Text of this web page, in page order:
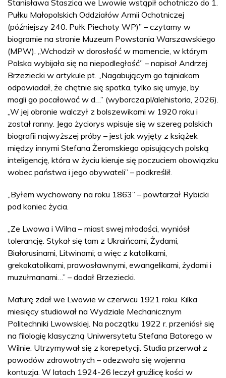
Stanisława Staszica we Lwowie wstąpił ochotniczo do 1.
Pułku Małopolskich Oddziałów Armii Ochotniczej
(późniejszy 240. Pułk Piechoty WP)” – czytamy w
biogramie na stronie Muzeum Powstania Warszawskiego
(MPW). „Wchodził w dorosłość w momencie, w którym
Polska wybijała się na niepodległość” – napisał Andrzej
Brzeziecki w artykule pt. „Nagabującym go tajniakom
odpowiadał, że chętnie się spotka, tylko się umyje, by
mogli go pocałować w d…” (wyborcza.pl/alehistoria, 2026).
„W jej obronie walczył z bolszewikami w 1920 roku i
został ranny. Jego życiorys wpisuje się w szereg polskich
biografii najwyższej próby – jest jak wyjęty z książek
między innymi Stefana Żeromskiego opisujących polską
inteligencję, która w życiu kieruje się poczuciem obowiązku
wobec państwa i jego obywateli” – podkreślił.
„Byłem wychowany na roku 1863” – powtarzał Rybicki
pod koniec życia.
„Ze Lwowa i Wilna – miast swej młodości, wyniósł
tolerancję. Stykał się tam z Ukraińcami, Żydami,
Białorusinami, Litwinami; a więc z katolikami,
grekokatolikami, prawosławnymi, ewangelikami, żydami i
muzułmanami…” – dodał Brzeziecki.
Maturę zdał we Lwowie w czerwcu 1921 roku. Kilka
miesięcy studiował na Wydziale Mechanicznym
Politechniki Lwowskiej. Na początku 1922 r. przeniósł się
na filologię klasyczną Uniwersytetu Stefana Batorego w
Wilnie. Utrzymywał się z korepetycji. Studia przerwał z
powodów zdrowotnych – odezwała się wojenna
kontuzja. W latach 1924-26 leczył gruźlicę kości w